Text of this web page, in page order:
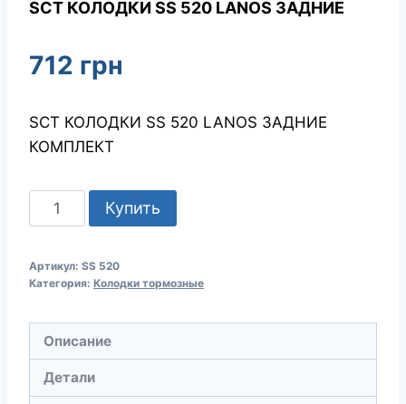
SCT КОЛОДКИ SS 520 LANOS ЗАДНИЕ
712 грн
SCT КОЛОДКИ SS 520 LANOS ЗАДНИЕ
КОМПЛЕКТ
Количество
товара
КОЛОДКИ
520
LANOS
ЗАДНИЕ
Купить
Артикул: SS 520
Категория: Колодки тормозные
Описание
Детали